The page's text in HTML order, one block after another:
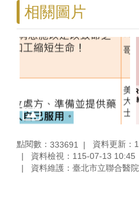
相關圖片
點閱數： 333691
資料更新：
資料檢視：115-07-13 10:45
資料維護：臺北市立聯合醫院